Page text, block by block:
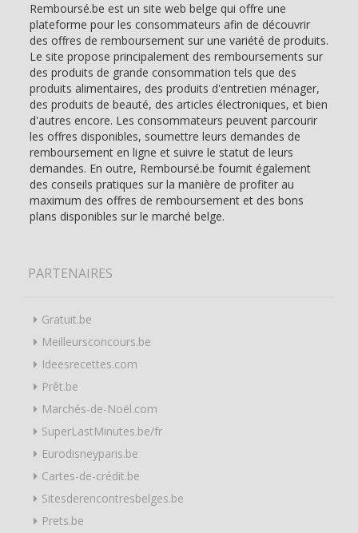
Remboursé.be est un site web belge qui offre une
plateforme pour les consommateurs afin de découvrir
des offres de remboursement sur une variété de produits.
Le site propose principalement des remboursements sur
des produits de grande consommation tels que des
produits alimentaires, des produits d'entretien ménager,
des produits de beauté, des articles électroniques, et bien
d'autres encore. Les consommateurs peuvent parcourir
les offres disponibles, soumettre leurs demandes de
remboursement en ligne et suivre le statut de leurs
demandes. En outre, Remboursé.be fournit également
des conseils pratiques sur la manière de profiter au
maximum des offres de remboursement et des bons
plans disponibles sur le marché belge.
PARTENAIRES
Gratuit.be
Meilleursconcours.be
Ideesrecettes.com
Prêt.be
Marchés-de-Noël.com
SuperLastMinutes.be/fr
Eurodisneyparis.be
Cartes-de-crédit.be
Sitesderencontresbelges.be
Prets.be